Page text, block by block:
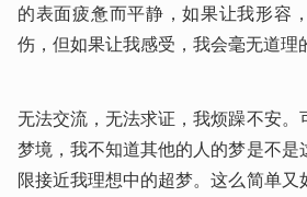
的表面疲惫而平静，如果让我形容
伤，但如果让我感受，我会毫无道理
无法交流，无法求证，我烦躁不安
梦境，我不知道其他的人的梦是不
限接近我理想中的超梦。这么简单又